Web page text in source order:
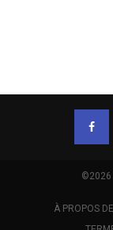
©2026
À PROPOS